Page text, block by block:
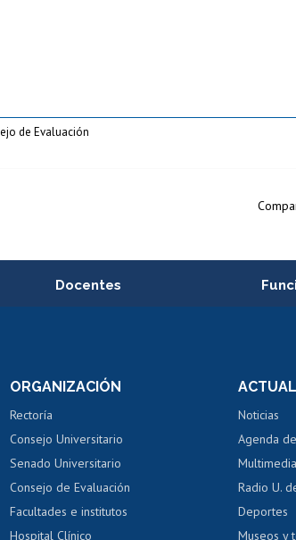
de Evaluación
Docentes
Perfeccionamiento
Evaluación docente
Calificación académica
Postulación al AUCAI
ORGANIZACIÓN
Rectoría
Consejo Universitario
Senado Universitario
Consejo de Evaluación
Facultades e institutos
Hospital Clínico
Noticias
Agenda
Multimedia
Radio U.
Deportes
Museos y